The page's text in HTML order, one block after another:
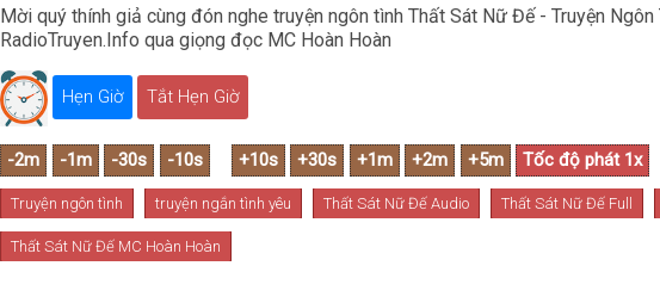
Mời quý thính giả cùng đón nghe truyện ngôn tình Thất Sát Nữ Đế - Truyện Ngôn
RadioTruyen.Info qua giọng đọc MC Hoàn Hoàn
Hẹn Giờ Tắt Hẹn Giờ
Truyện ngôn tình truyện ngắn tình yêu Thất Sát Nữ Đế Audio Thất Sát Nữ Đế Full
Thất Sát Nữ Đế MC Hoàn Hoàn